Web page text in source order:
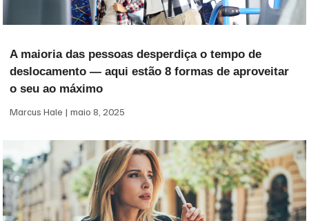
A maioria das pessoas desperdiça o tempo de
deslocamento — aqui estão 8 formas de aproveitar
o seu ao máximo
Marcus Hale maio 8, 2025